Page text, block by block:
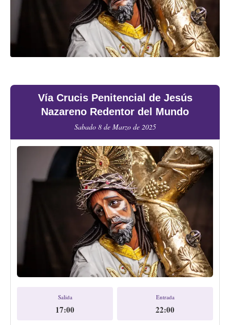
Vía Crucis Penitencial de Jesús
Nazareno Redentor del Mundo
Sabado 8 de Marzo de 2025
Salida
17:00
Entrada
22:00